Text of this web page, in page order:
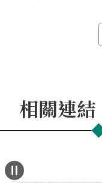
相關連結